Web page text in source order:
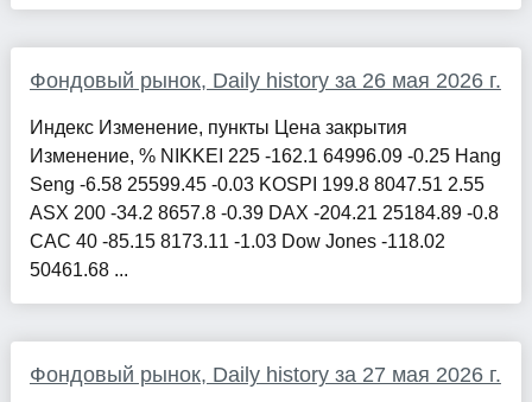
Фондовый рынок, Daily history за 26 мая 2026 г.
Индекс Изменение, пункты Цена закрытия
Изменение, % NIKKEI 225 -162.1 64996.09 -0.25 Hang
Seng -6.58 25599.45 -0.03 KOSPI 199.8 8047.51 2.55
ASX 200 -34.2 8657.8 -0.39 DAX -204.21 25184.89 -0.8
CAC 40 -85.15 8173.11 -1.03 Dow Jones -118.02
50461.68 ...
Фондовый рынок, Daily history за 27 мая 2026 г.